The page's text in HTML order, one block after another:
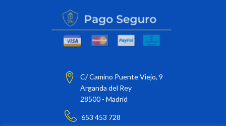
C/ Camino Puente Viejo, 9
Arganda del Rey
28500 - Madrid
653 453 728